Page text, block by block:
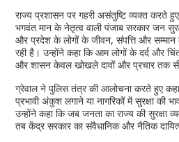
राज्य प्रशासन पर गहरी असंतुष्टि व्यक्त करते
भगवंत मान के नेतृत्व वाली पंजाब सरकार जन
और प्रदेश के लोगों के जीवन, संपत्ति और सम्मान
रही है। उन्होंने कहा कि आम लोगों के दर्द और
और शासन केवल खोखले दावों और प्रचार तक
ग्रेवाल ने पुलिस तंत्र की आलोचना करते हुए कहा
प्रभावी अंकुश लगाने या नागरिकों में सुरक्षा की
उन्होंने कहा कि जब जनता का राज्य की सुरक्षा
तब केंद्र सरकार का संवैधानिक और नैतिक